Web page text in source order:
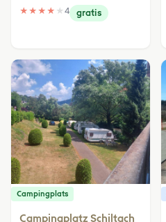
★ ★ ★ ★ ★ 4 gratis
Campingplats
Campingplatz Schiltach